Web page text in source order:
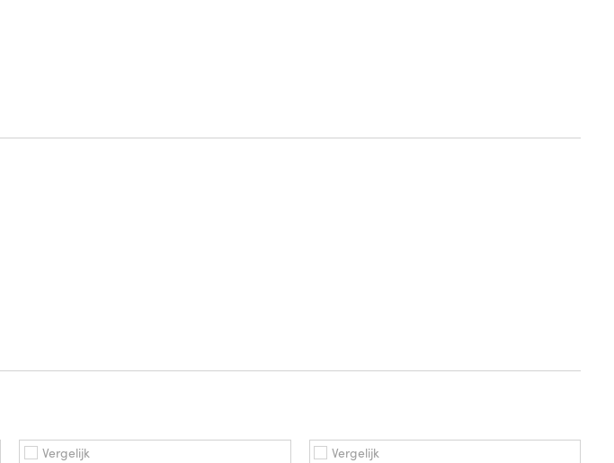
Vergelijk Vergelijk